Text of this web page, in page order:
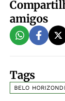
amigos
Tags
BELO